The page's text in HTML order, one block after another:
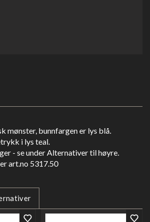
mønster, bunnfargen er lys blå.
i lys teal.
- se under Alternativer til høyre.
art.no 5317.50